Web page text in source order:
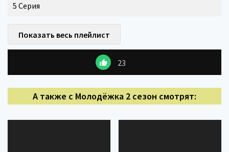
5 Серия
Показать весь плейлист
23
А также с Молодёжка 2 сезон смотрят: